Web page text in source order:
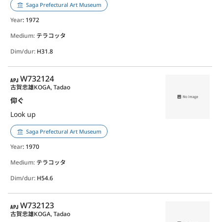
Saga Prefectural Art Museum
Year: 1972
Medium: テラコッタ
Dim/dur: H31.8
APJ
W732124
仰ぐ
Look up
古賀忠雄KOGA, Tadao
Saga Prefectural Art Museum
Year: 1970
Medium: テラコッタ
Dim/dur: H54.6
APJ
W732123
古賀忠雄KOGA, Tadao